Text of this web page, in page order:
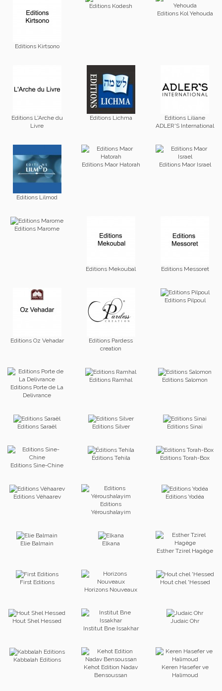
Editions Kirtsono
Editions Kodesh
Editions Kol Yehouda
Editions L'Arche du
Livre
Editions Lichma
Editions Liliane
ADLER'S International
Editions Lilmod
Editions Maor Hatorah Editions Maor Israel
Editions Marome
Editions Mekoubal Editions Messoret
Editions Oz Vehadar
Editions Pardess
creation
Editions Pilpoul
Editions Porte de La
Delivrance
Editions Ramhal Editions Salomon
Editions Saraël Editions Silver Editions Sinai
Editions Sine-Chine
Éditions Tehila Editions Torah-Box
Editions Véhaarev
Editions
Yéroushalayim
Editions Yodéa
Elie Balmain
Elkana
Esther Tzirel Hagège
First Editions
Horizons Nouveaux
Hout chel 'Hessed
Hout Shel Hessed
Institut Bne Issakhar
Judaic Ohr
Kabbalah Editions
Kehot Edition Nadav
Bensoussan
Keren Hasefer ve
Halimoud